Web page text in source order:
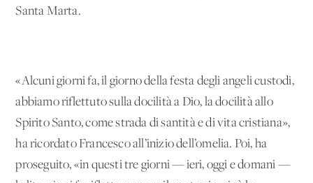
Santa Marta.
«Alcuni giorni fa, il giorno della festa degli angeli custodi,
abbiamo riflettuto sulla docilità a Dio, la docilità allo
Spirito Santo, come strada di santità e di vita cristiana»,
ha ricordato Francesco all’inizio dell’omelia. Poi, ha
proseguito, «in questi tre giorni — ieri, oggi e domani —